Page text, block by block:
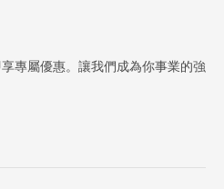
專屬優惠。讓我們成為你事業的強